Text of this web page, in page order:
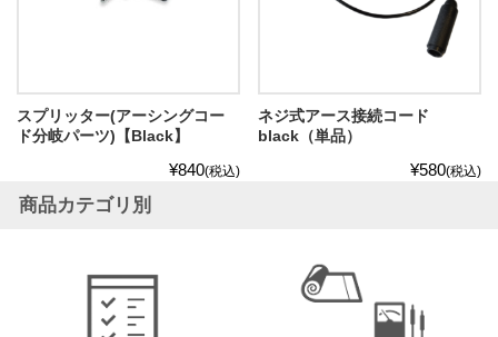
スプリッター(アーシングコー
ド分岐パーツ)【Black】
¥840(税込)
ネジ式アース接続コード
black（単品）
¥580(税込)
商品カテゴリ別